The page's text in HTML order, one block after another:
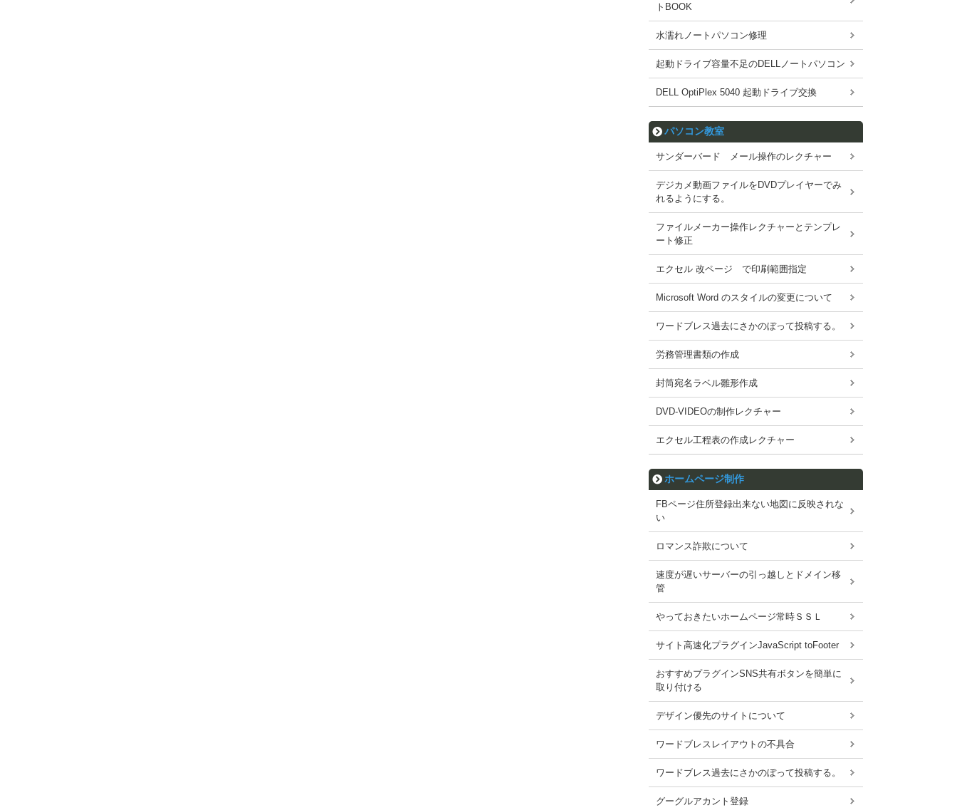
トBOOK
水濡れノートパソコン修理
起動ドライブ容量不足のDELLノートパソコン
DELL OptiPlex 5040 起動ドライブ交換
パソコン教室
サンダーバード メール操作のレクチャー
デジカメ動画ファイルをDVDプレイヤーでみ
れるようにする。
ファイルメーカー操作レクチャーとテンプレ
ート修正
エクセル 改ページ で印刷範囲指定
Microsoft Word のスタイルの変更について
ワードブレス過去にさかのぼって投稿する。
労務管理書類の作成
封筒宛名ラベル雛形作成
DVD-VIDEOの制作レクチャー
エクセル工程表の作成レクチャー
ホームページ制作
FBページ住所登録出来ない地図に反映されな
い
ロマンス詐欺について
速度が遅いサーバーの引っ越しとドメイン移
管
やっておきたいホームページ常時ＳＳＬ
サイト高速化プラグインJavaScript toFooter
おすすめプラグインSNS共有ボタンを簡単に
取り付ける
デザイン優先のサイトについて
ワードブレスレイアウトの不具合
ワードブレス過去にさかのぼって投稿する。
グーグルアカント登録